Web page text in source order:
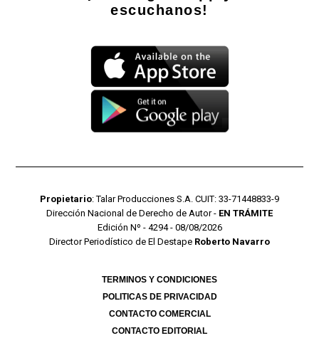
escuchanos!
Propietario: Talar Producciones S.A. CUIT: 33-71448833-9
Dirección Nacional de Derecho de Autor - EN TRÁMITE
Edición Nº - 4294 - 08/08/2026
Director Periodístico de El Destape Roberto Navarro
TERMINOS Y CONDICIONES
POLITICAS DE PRIVACIDAD
CONTACTO COMERCIAL
CONTACTO EDITORIAL